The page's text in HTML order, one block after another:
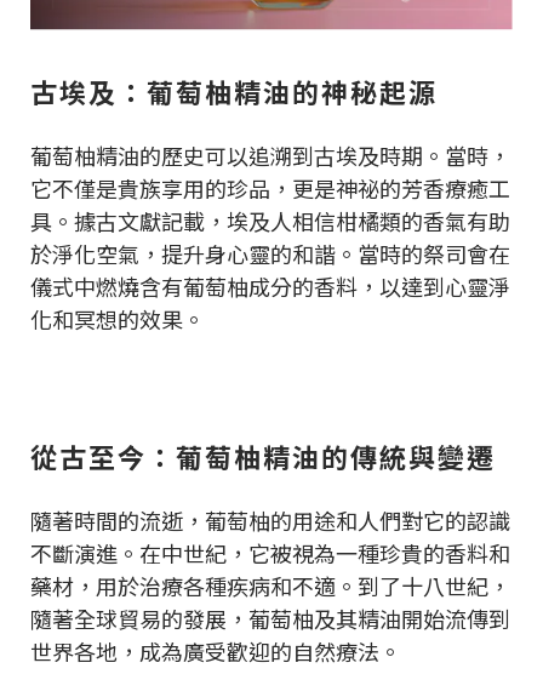
古埃及：葡萄柚精油的神秘起源
葡萄柚精油的歷史可以追溯到古埃及時期。當時，
它不僅是貴族享用的珍品，更是神祕的芳香療癒工
具。據古文獻記載，埃及人相信柑橘類的香氣有助
於淨化空氣，提升身心靈的和諧。當時的祭司會在
儀式中燃燒含有葡萄柚成分的香料，以達到心靈淨
化和冥想的效果。
從古至今：葡萄柚精油的傳統與變遷
隨著時間的流逝，葡萄柚的用途和人們對它的認識
不斷演進。在中世紀，它被視為一種珍貴的香料和
藥材，用於治療各種疾病和不適。到了十八世紀，
隨著全球貿易的發展，葡萄柚及其精油開始流傳到
世界各地，成為廣受歡迎的自然療法。